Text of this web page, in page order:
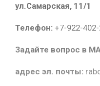
ул.Самарская, 11/1
Телефон: +7-922-
Задайте вопрос в
адрес эл. почты: